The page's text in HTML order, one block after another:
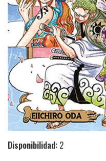
Disponibilidad: 2